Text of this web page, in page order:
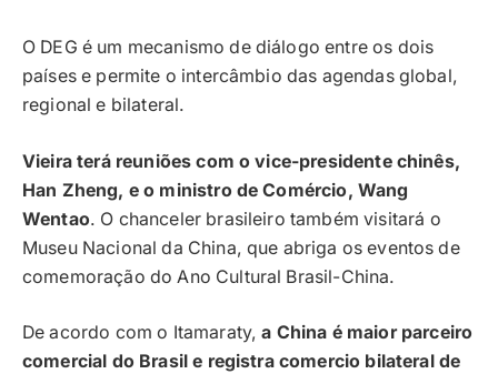
O DEG é um mecanismo de diálogo entre os dois
países e permite o intercâmbio das agendas global,
regional e bilateral.
Vieira terá reuniões com o vice-presidente chinês,
Han Zheng, e o ministro de Comércio, Wang
Wentao. O chanceler brasileiro também visitará o
Museu Nacional da China, que abriga os eventos de
comemoração do Ano Cultural Brasil-China.
De acordo com o Itamaraty,a China é maior parceiro
comercial do Brasil e registra comercio bilateral de